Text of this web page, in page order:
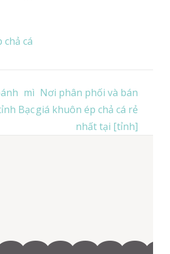
chả cá
mì
Bạc
Nơi phân phối và bán
giá khuôn ép chả cá rẻ
nhất tại [tỉnh]